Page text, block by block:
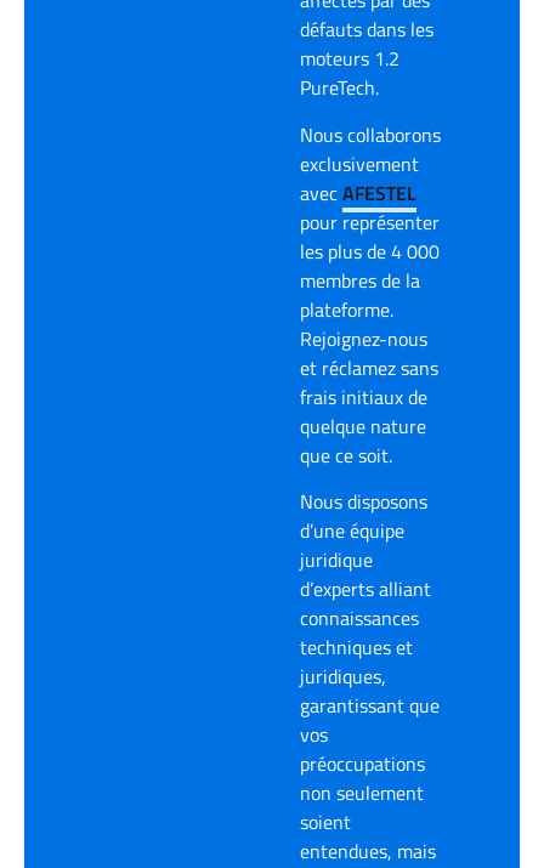
défauts dans les
moteurs 1.2
PureTech.
Nous collaborons
exclusivement
avecAFESTEL
pour représenter
les plus de 4 000
membres de la
plateforme.
Rejoignez-nous
et réclamez sans
frais initiaux de
quelque nature
que ce soit.
Nous disposons
d’une équipe
juridique
d’experts alliant
connaissances
techniques et
juridiques,
garantissant que
vos
préoccupations
non seulement
soient
entendues, mais